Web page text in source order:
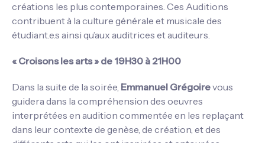
créations les plus contemporaines. Ces Auditions
contribuent à la culture générale et musicale des
étudiant.e.s ainsi qu’aux auditrices et auditeurs.
« Croisons les arts » de 19H30 à 21H00
Dans la suite de la soirée, Emmanuel Grégoirevous
guidera dans la compréhension des oeuvres
interprétées en audition commentée en les replaçant
dans leur contexte de genèse, de création, et des